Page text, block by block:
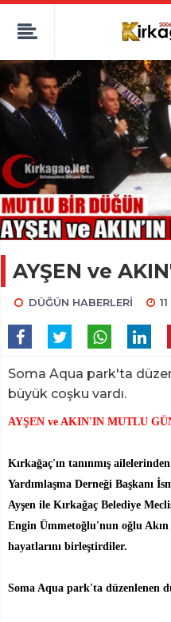
AYŞEN ve
DÜĞÜN HABERLERİ
Soma Aqua park'ta
büyük coşku vardı.
AYŞEN ve AKIN'IN MUTLU
Kırkağaç'ın tanınmış
Yardımlaşma Derneği Başkanı
Ayşen ile Kırkağaç Belediye
Engin Ümmetoğlu'nun oğlu
hayatlarını birleştirdiler.
Soma Aqua park'ta düzenlenen